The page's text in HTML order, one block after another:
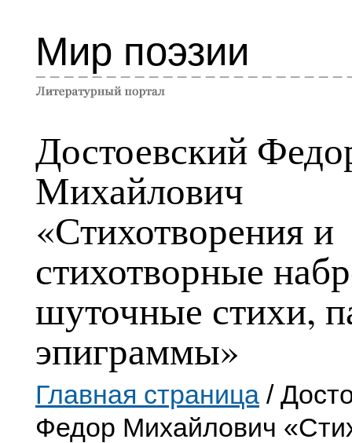
Мир поэзии
Достоевский
Михайлович
«Стихотворения и
стихотворные
шуточные стихи,
эпиграммы»
Главная страница /
Федор Михайлович